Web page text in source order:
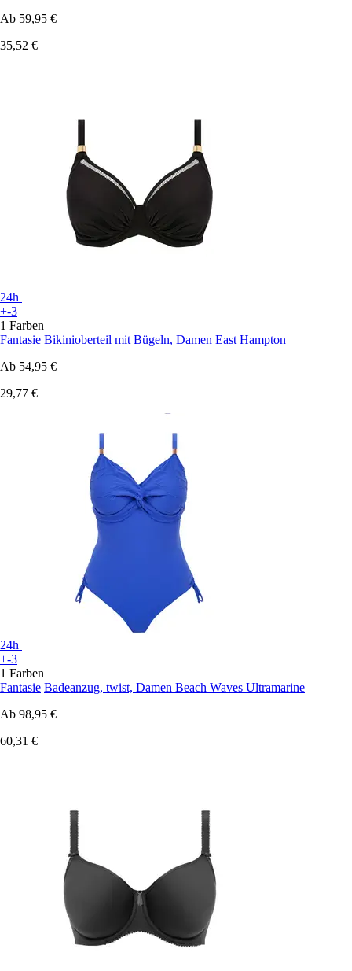
Ab 59,95 €
35,52 €
24h
+-3
1 Farben
Fantasie Bikinioberteil mit Bügeln, Damen East Hampton
Ab 54,95 €
29,77 €
24h
+-3
1 Farben
Fantasie Badeanzug, twist, Damen Beach Waves Ultramarine
Ab 98,95 €
60,31 €